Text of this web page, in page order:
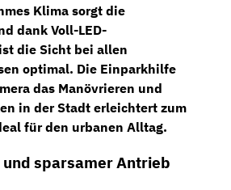
Klima sorgt die
dank Voll-LED-
ist die Sicht bei allen
optimal. Die Einparkhilfe
das Manövrieren und
in der Stadt erleichtert zum
für den urbanen Alltag.
sparsamer Antrieb